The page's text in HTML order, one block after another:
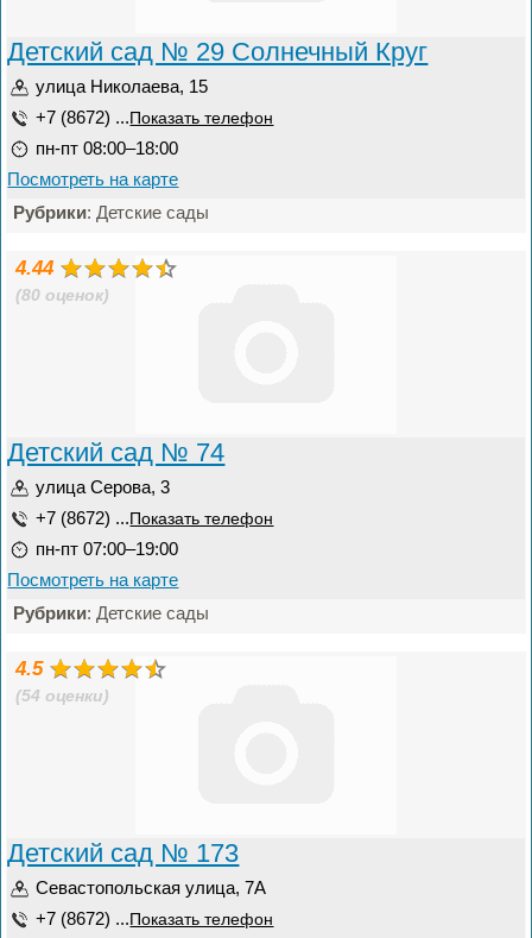
Детский сад № 29 Солнечный Круг
улица Николаева, 15
+7 (8672) ... Показать телефон
пн-пт 08:00–18:00
Посмотреть на карте
Рубрики: Детские сады
4.44
(80 оценок)
Детский сад № 74
улица Серова, 3
+7 (8672) ... Показать телефон
пн-пт 07:00–19:00
Посмотреть на карте
Рубрики: Детские сады
4.5
(54 оценки)
Детский сад № 173
Севастопольская улица, 7А
+7 (8672) ... Показать телефон